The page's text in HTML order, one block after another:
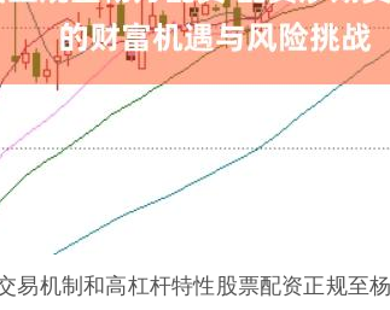
易机制和高杠杆特性股票配资正规至